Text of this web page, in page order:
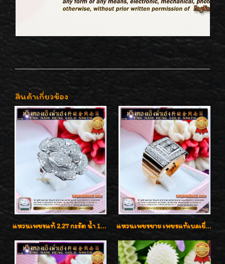
สินค้าเกี่ยวข้อง
แหวนเพชรแท้ 2.27 กะรัต น้ำ 100% เบลเยี่ยมคัท ลวดลายดอกกุหลาบหรู แหวนเพชรชาย เพชรแท้เบลเยี่ยมคัท น้ำ100% D-Color/VVS 2.46 กะรัต